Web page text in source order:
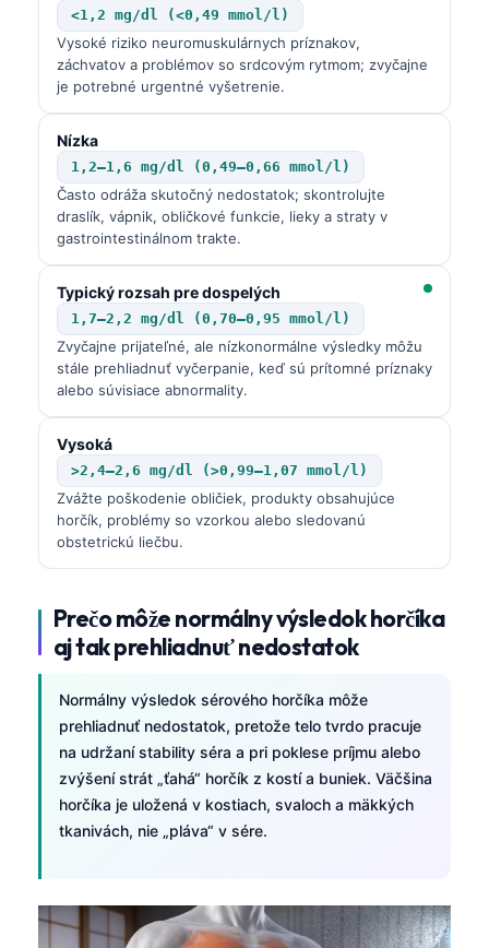
<1,2 mg/dl (<0,49 mmol/l)
Vysoké riziko neuromuskulárnych príznakov,
záchvatov a problémov so srdcovým rytmom; zvyčajne
je potrebné urgentné vyšetrenie.
Nízka
1,2–1,6 mg/dl (0,49–0,66 mmol/l)
Často odráža skutočný nedostatok; skontrolujte
draslík, vápnik, obličkové funkcie, lieky a straty v
gastrointestinálnom trakte.
Typický rozsah pre dospelých
1,7–2,2 mg/dl (0,70–0,95 mmol/l)
Zvyčajne prijateľné, ale nízkonormálne výsledky môžu
stále prehliadnuť vyčerpanie, keď sú prítomné príznaky
alebo súvisiace abnormality.
Vysoká
>2,4–2,6 mg/dl (>0,99–1,07 mmol/l)
Zvážte poškodenie obličiek, produkty obsahujúce
horčík, problémy so vzorkou alebo sledovanú
obstetrickú liečbu.
Prečo môže normálny výsledok horčíka
aj tak prehliadnuť nedostatok
Normálny výsledok sérového horčíka môže
prehliadnuť nedostatok, pretože telo tvrdo pracuje
na udržaní stability séra a pri poklese príjmu alebo
zvýšení strát „ťahá“ horčík z kostí a buniek. Väčšina
horčíka je uložená v kostiach, svaloch a mäkkých
tkanivách, nie „pláva“ v sére.